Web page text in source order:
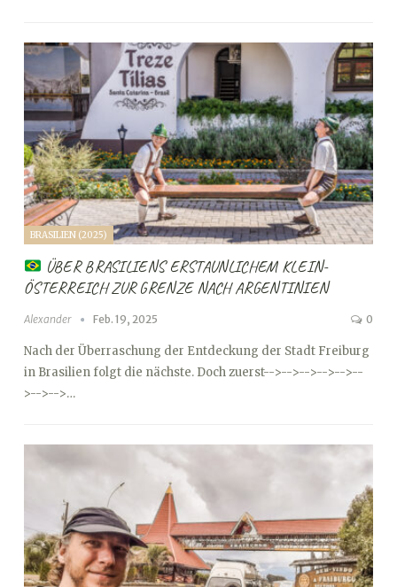
BRASILIEN (2025)
ÜBER BRASILIENS ERSTAUNLICHEM KLEIN-
ÖSTERREICH ZUR GRENZE NACH ARGENTINIEN
Alexander Feb. 19, 2025 0
Nach der Überraschung der Entdeckung der Stadt Freiburg
in Brasilien folgt die nächste. Doch zuerst-->-->-->-->-->--
>-->-->…